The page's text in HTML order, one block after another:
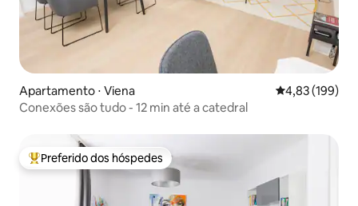
Apartamento ⋅ Viena 4,83 de uma
4,83 (199)
Conexões são tudo - 12 min até a catedral
Entre os melhores preferidos dos hóspedes
Preferido dos hóspedes